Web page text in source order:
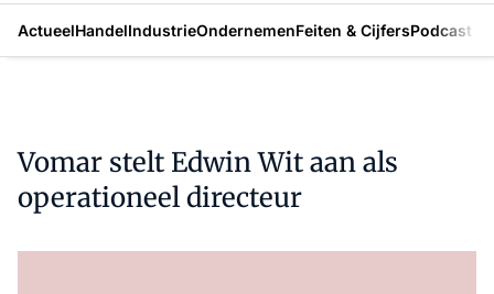
ActueelHandelIndustrieOndernemenFeiten & CijfersPodcast
Vomar stelt Edwin Wit aan als
operationeel directeur